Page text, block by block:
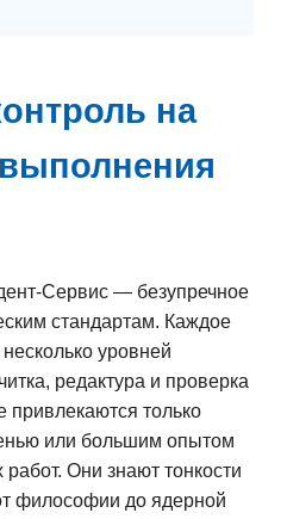
на
Сервис — безупречное
стандартам. Каждое
уровней
редактура и проверка
привлекаются только
или большим опытом
работ. Они знают тонкости
философии до ядерной